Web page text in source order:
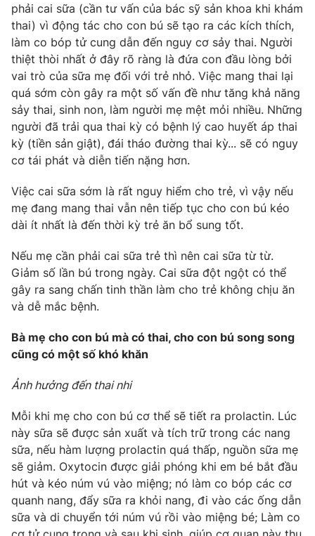
® Cấm sao chép dưới mọi hình thức nếu không có sự chấp
thuận bằng văn bản. Ghi rõ nguồn VTV.vn khi phát hành lại
thông tin từ website này.
phải cai sữa (cần tư vấn của bác sỹ sản khoa khi khám
thai) vì động tác cho con bú sẽ tạo ra các kích thích,
làm co bóp tử cung dẫn đến nguy cơ sảy thai. Người
thiệt thòi nhất ở đây rõ ràng là đứa con đầu lòng bởi
vai trò của sữa mẹ đối với trẻ nhỏ. Việc mang thai lại
quá sớm còn gây ra một số vấn đề như tăng khả năng
sảy thai, sinh non, làm người mẹ mệt mỏi nhiều. Những
người đã trải qua thai kỳ có bệnh lý cao huyết áp thai
kỳ (tiền sản giật), đái tháo đường thai kỳ... sẽ có nguy
cơ tái phát và diễn tiến nặng hơn.
Việc cai sữa sớm là rất nguy hiểm cho trẻ, vì vậy nếu
mẹ đang mang thai vẫn nên tiếp tục cho con bú kéo
dài ít nhất là đến thời kỳ trẻ ăn bổ sung tốt.
Nếu mẹ cần phải cai sữa trẻ thì nên cai sữa từ từ.
Giảm số lần bú trong ngày. Cai sữa đột ngột có thể
gây ra sang chấn tinh thần làm cho trẻ không chịu ăn
và dễ mắc bệnh.
Bà mẹ cho con bú mà có thai, cho con bú song song
cũng có một số khó khăn
Ảnh hưởng đến thai nhi
Mỗi khi mẹ cho con bú cơ thể sẽ tiết ra prolactin. Lúc
này sữa sẽ được sản xuất và tích trữ trong các nang
sữa, nếu hàm lượng prolactin quá thấp, nguồn sữa mẹ
sẽ giảm. Oxytocin được giải phóng khi em bé bắt đầu
hút và kéo núm vú vào miệng; nó làm co bóp các cơ
quanh nang, đẩy sữa ra khỏi nang, đi vào các ống dẫn
sữa và di chuyển tới núm vú rồi vào miệng bé; Làm co